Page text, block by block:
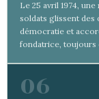
Le 25 avril 1974, une
soldats glissent des
démocratie et
fondatrice, toujours
06